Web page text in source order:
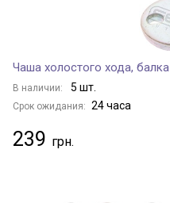
Чаша холостого хода,
В наличии: 5 шт.
Срок ожидания: 24 часа
239